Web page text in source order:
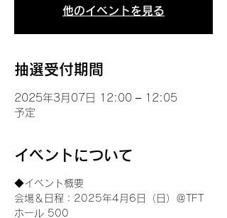
他のイベントを見る
抽選受付期間
2025年3月07日 12:00 – 12:05
予定
イベントについて
◆イベント概要
会場＆日程：2025年4月6日（日）＠TFT
ホール 500